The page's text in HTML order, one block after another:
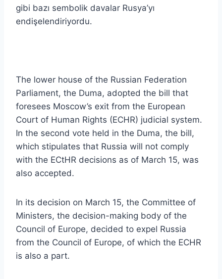
gibi bazı sembolik davalar Rusya’yı
endişelendiriyordu.
The lower house of the Russian Federation
Parliament, the Duma, adopted the bill that
foresees Moscow’s exit from the European
Court of Human Rights (ECHR) judicial system.
In the second vote held in the Duma, the bill,
which stipulates that Russia will not comply
with the ECtHR decisions as of March 15, was
also accepted.
In its decision on March 15, the Committee of
Ministers, the decision-making body of the
Council of Europe, decided to expel Russia
from the Council of Europe, of which the ECHR
is also a part.